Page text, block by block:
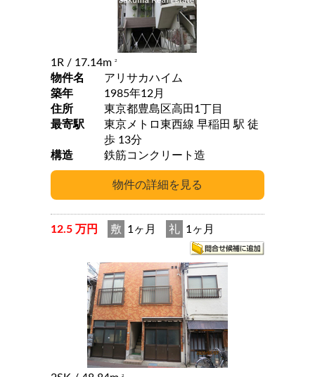
1R / 17.14m 2
物件名
アリサカハイム
築年
1985年12月
住所
東京都豊島区高田1丁目
最寄駅
東京メトロ東西線 早稲田 駅 徒
歩 13分
構造
鉄筋コンクリート造
12.5 万円 敷 1ヶ月 礼 1ヶ月
2